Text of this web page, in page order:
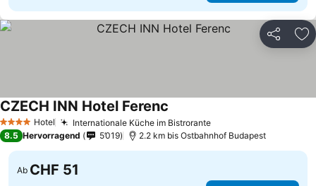
Teilen
4 Sterne Hotel Internationale Küche im Bistrorante
CZECH INN Hotel Ferenc
8.5 Hervorragend 5’019 2.2 km bis Ostbahnhof Budapest
Ab CHF 51